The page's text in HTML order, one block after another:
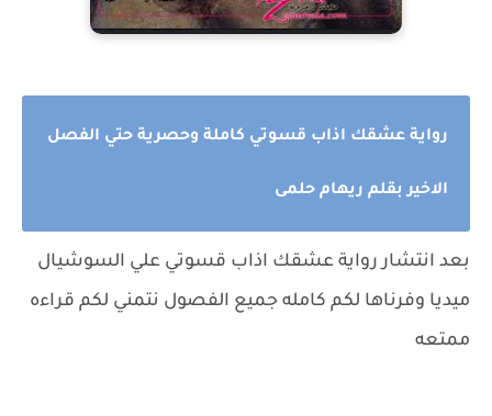
رواية عشقك اذاب قسوتي كاملة وحصرية حتي الفصل
الاخير بقلم ريهام حلمى
بعد انتشار رواية عشقك اذاب قسوتي علي السوشيال
ميديا وفرناها لكم كامله جميع الفصول نتمني لكم قراءه
ممتعه